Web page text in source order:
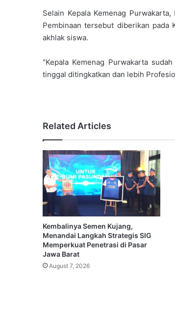
Selain Kepala Kemenag
Pembinaan tersebut diberikan pada
akhlak siswa.
“Kepala Kemenag Purwakarta
tinggal ditingkatkan dan lebih
Related Articles
Kembalinya Semen Kujang,
Menandai Langkah Strategis SIG
Memperkuat Penetrasi di Pasar
Jawa Barat
August 7, 2026